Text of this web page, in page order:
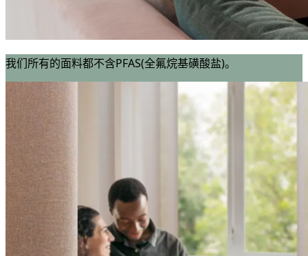
我们所有的面料都不含PFAS(全氟烷基磺酸盐)。